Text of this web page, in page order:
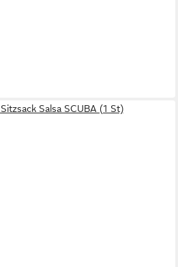
Salsa SCUBA (1 St)